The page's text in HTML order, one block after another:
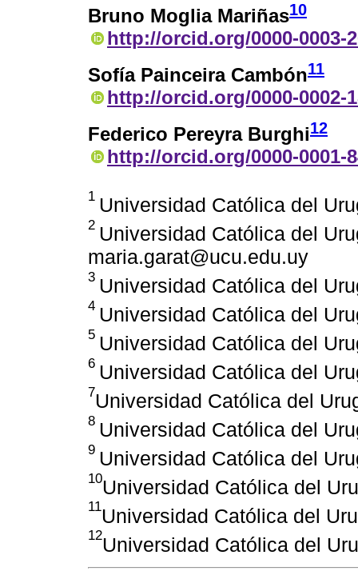
Bruno Moglia Mariñas10
http://orcid.org/0000-0003-
Sofía Painceira Cambón11
http://orcid.org/0000-0002-
Federico Pereyra Burghi12
http://orcid.org/0000-0001-
1 Universidad Católica del
2 Universidad Católica del
maria.garat@ucu.edu.uy
3 Universidad Católica del
4 Universidad Católica del
5 Universidad Católica del
6 Universidad Católica del
7Universidad Católica del
8 Universidad Católica del
9 Universidad Católica del
10Universidad Católica del
11Universidad Católica del
12Universidad Católica del